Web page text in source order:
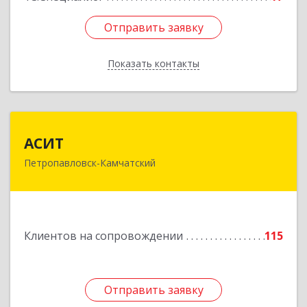
Отправить заявку
Показать контакты
Отправить заявку
Назад
АСИТ
Петропавловск-Камчатский
Клиентов на сопровождении 115
Отправить заявку
683031, Камчатский край, Петропавловск-
Подробнее
Отправить заявку